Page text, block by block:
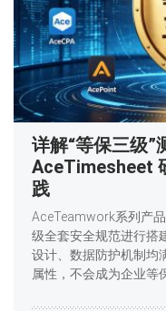
详解“等保三级”
AceTimesheet
践
AceTeamwork系列产
级全套安全规范进行搭
设计、数据防护机制均
属性，不会成为企业等